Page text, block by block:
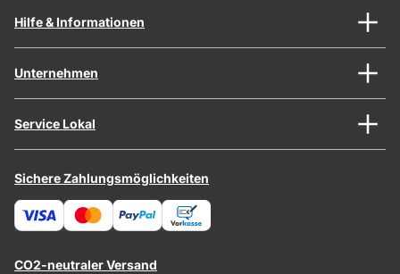
Hilfe & Informationen
Unternehmen
Service Lokal
Sichere Zahlungsmöglichkeiten
CO2-neutraler Versand